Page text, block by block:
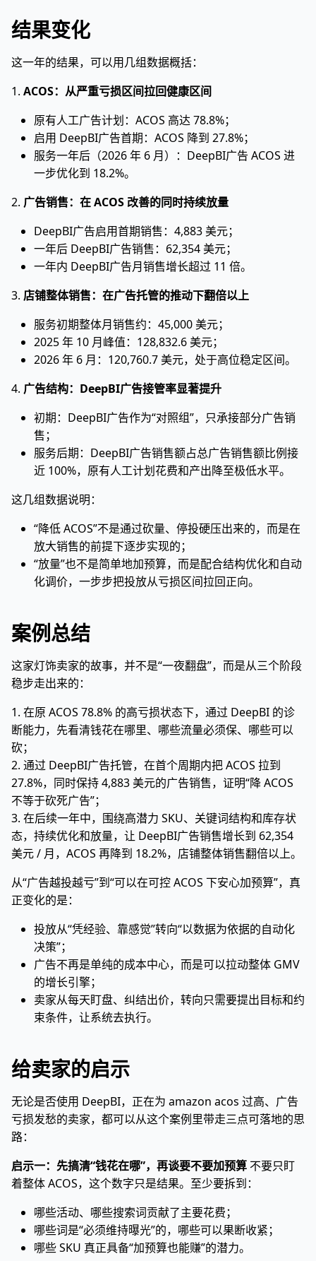
结果变化
这一年的结果，可以用几组数据概括：
1. ACOS：从严重亏损区间拉回健康区间
原有人工广告计划：ACOS 高达 78.8%；
启用 DeepBI广告首期：ACOS 降到 27.8%；
服务一年后（2026 年 6 月）：DeepBI广告 ACOS 进
一步优化到 18.2%。
2. 广告销售：在 ACOS 改善的同时持续放量
DeepBI广告启用首期销售：4,883 美元；
一年后 DeepBI广告销售：62,354 美元；
一年内 DeepBI广告月销售增长超过 11 倍。
3. 店铺整体销售：在广告托管的推动下翻倍以上
服务初期整体月销售约：45,000 美元；
2025 年 10 月峰值：128,832.6 美元；
2026 年 6 月：120,760.7 美元，处于高位稳定区间。
4. 广告结构：DeepBI广告接管率显著提升
初期：DeepBI广告作为“对照组”，只承接部分广告销
售；
服务后期：DeepBI广告销售额占总广告销售额比例接
近 100%，原有人工计划花费和产出降至极低水平。
这几组数据说明：
“降低 ACOS”不是通过砍量、停投硬压出来的，而是在
放大销售的前提下逐步实现的；
“放量”也不是简单地加预算，而是配合结构优化和自动
化调价，一步步把投放从亏损区间拉回正向。
案例总结
这家灯饰卖家的故事，并不是“一夜翻盘”，而是从三个阶段
稳步走出来的：
1. 在原 ACOS 78.8% 的高亏损状态下，通过 DeepBI 的诊
断能力，先看清钱花在哪里、哪些流量必须保、哪些可以
砍；
2. 通过 DeepBI广告托管，在首个周期内把 ACOS 拉到
27.8%，同时保持 4,883 美元的广告销售，证明“降 ACOS
不等于砍死广告”；
3. 在后续一年中，围绕高潜力 SKU、关键词结构和库存状
态，持续优化和放量，让 DeepBI广告销售增长到 62,354
美元 / 月，ACOS 再降到 18.2%，店铺整体销售翻倍以上。
从“广告越投越亏”到“可以在可控 ACOS 下安心加预算”，真
正变化的是：
投放从“凭经验、靠感觉”转向“以数据为依据的自动化
决策”；
广告不再是单纯的成本中心，而是可以拉动整体 GMV
的增长引擎；
卖家从每天盯盘、纠结出价，转向只需要提出目标和约
束条件，让系统去执行。
给卖家的启示
无论是否使用 DeepBI，正在为 amazon acos 过高、广告
亏损发愁的卖家，都可以从这个案例里带走三点可落地的思
路：
启示一：先搞清“钱花在哪”，再谈要不要加预算 不要只盯
着整体 ACOS，这个数字只是结果。至少要拆到：
哪些活动、哪些搜索词贡献了主要花费；
哪些词是“必须维持曝光”的，哪些可以果断收紧；
哪些 SKU 真正具备“加预算也能赚”的潜力。